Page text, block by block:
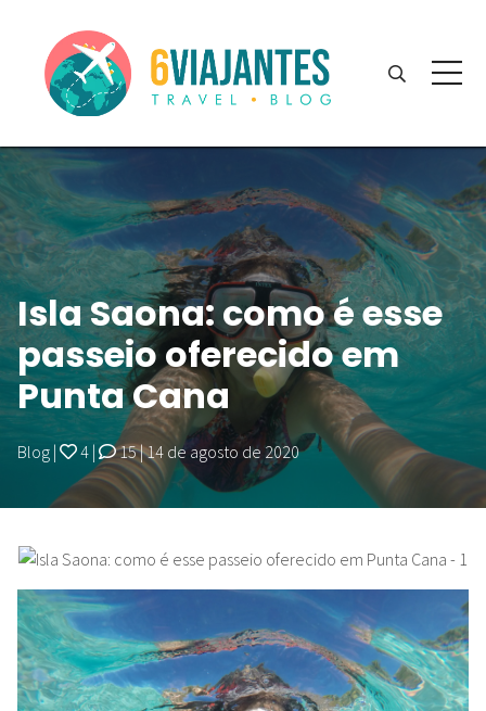
Isla Saona: como é esse
passeio oferecido em
Punta Cana
Blog | 4 | 15|14 de agosto de 2020